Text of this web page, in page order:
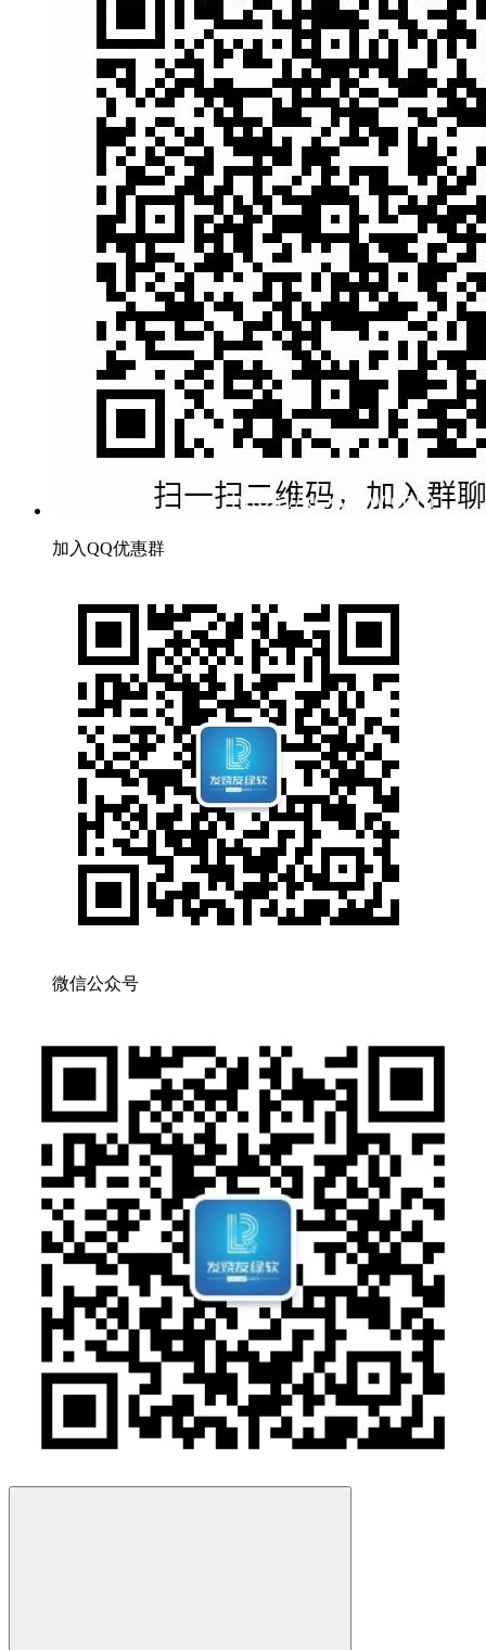
加入QQ优惠群
微信公众号